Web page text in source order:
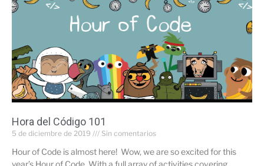
Hora del Código 101
5 de diciembre de 2019 Sin comentarios
Hour of Code is almost here! Wow, we are so excited for this
year’s Hour of Code. With a full array of activities covering